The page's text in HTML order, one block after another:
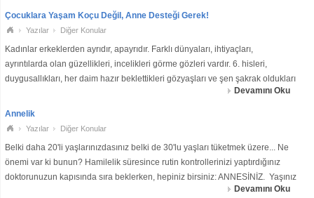
Çocuklara Yaşam Koçu Değil, Anne Desteği Gerek!
Yazılar Diğer Konular
Kadınlar erkeklerden ayrıdır, apayrıdır. Farklı dünyaları, ihtiyaçları,
ayrıntılarda olan güzellikleri, incelikleri görme gözleri vardır. 6. hisleri,
duygusallıkları, her daim hazır beklettikleri gözyaşları ve şen şakrak oldukları
dakikalar vardır. Sertlik bazısında rastlansa da çoğunun dünyasına te
Devamını Oku
Annelik
Yazılar Diğer Konular
Belki daha 20'li yaşlarınızdasınız belki de 30'lu yaşları tüketmek üzere... Ne
önemi var ki bunun? Hamilelik süresince rutin kontrollerinizi yaptırdığınız
doktorunuzun kapısında sıra beklerken, hepiniz birsiniz: ANNESİNİZ. Yaşınız
kemale ermiş de olsa; daha çok toy da olsanız yaşadığınız heyecDevamını Oku